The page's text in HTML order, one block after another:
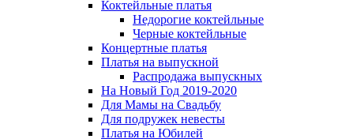
Коктейльные платья
Недорогие коктейльные
Черные коктейльные
Концертные платья
Платья на выпускной
Распродажа выпускных
На Новый Год 2019-2020
Для Мамы на Свадьбу
Для подружек невесты
Платья на Юбилей